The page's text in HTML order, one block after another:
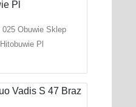
Obuwie Sklep
Pl